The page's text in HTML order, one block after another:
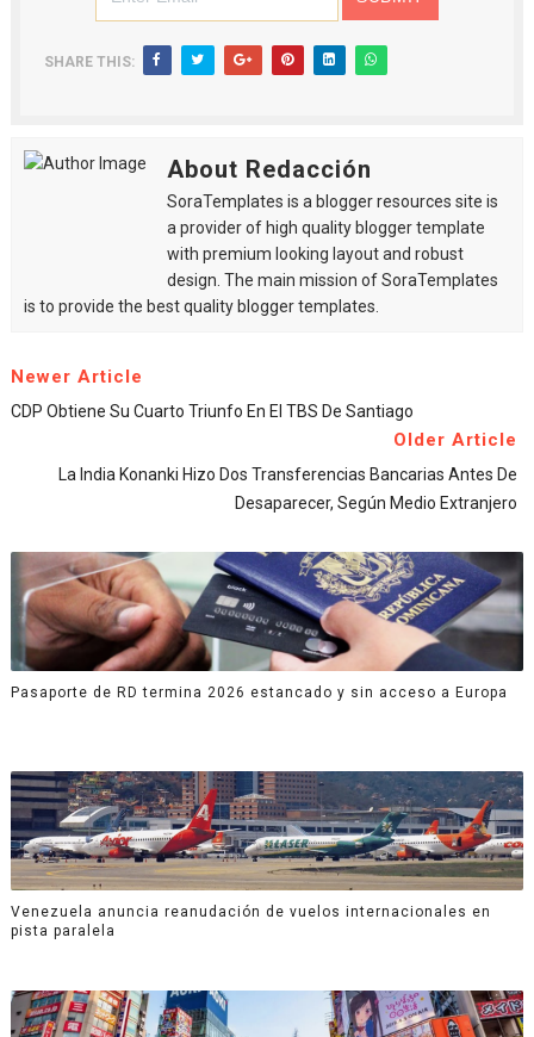
SHARE THIS:
About Redacción
SoraTemplates is a blogger resources site is
a provider of high quality blogger template
with premium looking layout and robust
design. The main mission of SoraTemplates
is to provide the best quality blogger templates.
Newer Article
CDP Obtiene Su Cuarto Triunfo En El TBS De Santiago
Older Article
La India Konanki Hizo Dos Transferencias Bancarias Antes De
Desaparecer, Según Medio Extranjero
Pasaporte de RD termina 2026 estancado y sin acceso a Europa
Venezuela anuncia reanudación de vuelos internacionales en
pista paralela